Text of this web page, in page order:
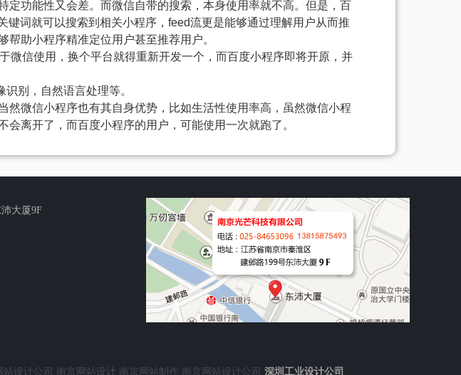
功能性又会差。而微信自带的搜索，本身使用率就不高。但是，百
词就可以搜索到相关小程序，feed流更是能够通过理解用户从而推
助小程序精准定位用户甚至推荐用户。
微信使用，换个平台就得重新开发一个，而百度小程序即将开原，并
别，自然语言处理等。
微信小程序也有其自身优势，比如生活性使用率高，虽然微信小程
离开了，而百度小程序的用户，可能使用一次就跑了。